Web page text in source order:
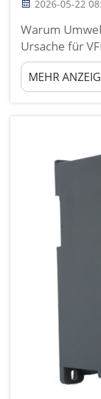
2026-05-22
Warum
Ursache für
führende
MEHR